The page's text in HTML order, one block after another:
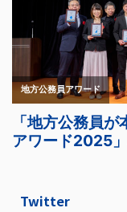
Twitter